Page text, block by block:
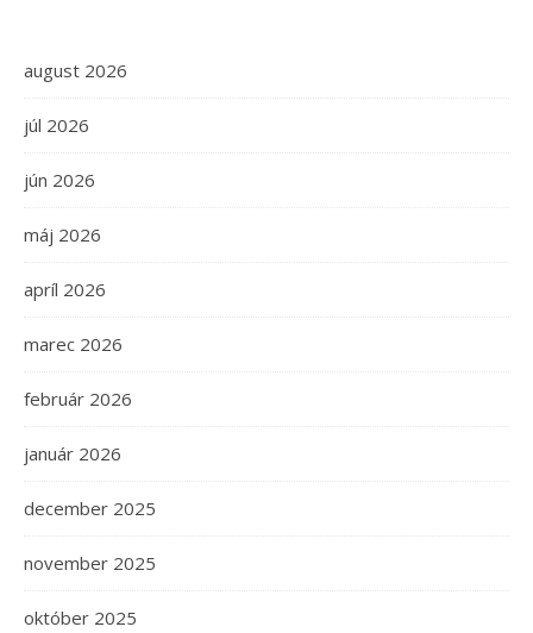
august 2026
júl 2026
jún 2026
máj 2026
apríl 2026
marec 2026
február 2026
január 2026
december 2025
november 2025
október 2025